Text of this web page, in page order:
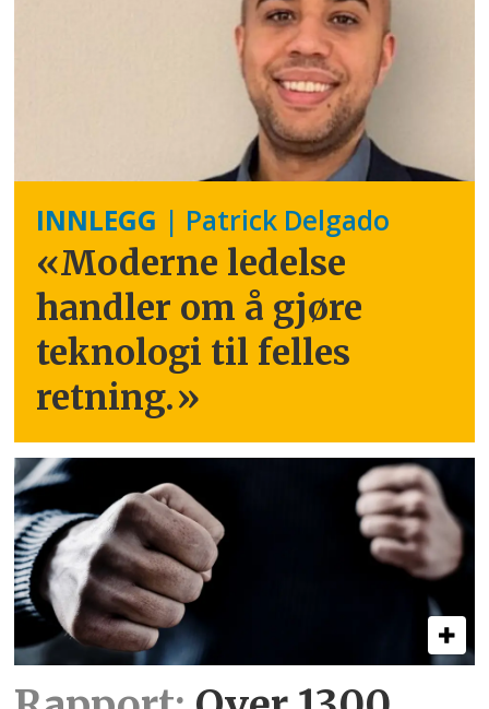
INNLEGG | Patrick Delgado
«Moderne ledelse
handler om å gjøre
teknologi til felles
retning.»